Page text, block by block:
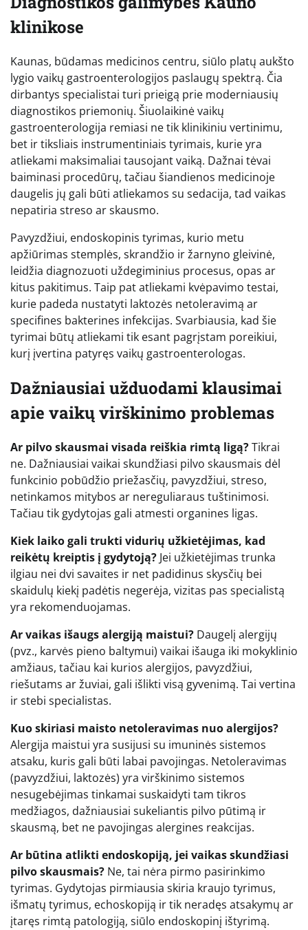
klinikose
Kaunas, būdamas medicinos centru, siūlo platų aukšto
lygio vaikų gastroenterologijos paslaugų spektrą. Čia
dirbantys specialistai turi prieigą prie moderniausių
diagnostikos priemonių. Šiuolaikinė vaikų
gastroenterologija remiasi ne tik klinikiniu vertinimu,
bet ir tiksliais instrumentiniais tyrimais, kurie yra
atliekami maksimaliai tausojant vaiką. Dažnai tėvai
baiminasi procedūrų, tačiau šiandienos medicinoje
daugelis jų gali būti atliekamos su sedacija, tad vaikas
nepatiria streso ar skausmo.
Pavyzdžiui, endoskopinis tyrimas, kurio metu
apžiūrimas stemplės, skrandžio ir žarnyno gleivinė,
leidžia diagnozuoti uždegiminius procesus, opas ar
kitus pakitimus. Taip pat atliekami kvėpavimo testai,
kurie padeda nustatyti laktozės netoleravimą ar
specifines bakterines infekcijas. Svarbiausia, kad šie
tyrimai būtų atliekami tik esant pagrįstam poreikiui,
kurį įvertina patyręs vaikų gastroenterologas.
Dažniausiai užduodami klausimai
apie vaikų virškinimo problemas
Ar pilvo skausmai visada reiškia rimtą ligą?Tikrai
ne. Dažniausiai vaikai skundžiasi pilvo skausmais dėl
funkcinio pobūdžio priežasčių, pavyzdžiui, streso,
netinkamos mitybos ar nereguliaraus tuštinimosi.
Tačiau tik gydytojas gali atmesti organines ligas.
Kiek laiko gali trukti vidurių užkietėjimas, kad
reikėtų kreiptis į gydytoją? Jei užkietėjimas trunka
ilgiau nei dvi savaites ir net padidinus skysčių bei
skaidulų kiekį padėtis negerėja, vizitas pas specialistą
yra rekomenduojamas.
Ar vaikas išaugs alergiją maistui? Daugelį alergijų
(pvz., karvės pieno baltymui) vaikai išauga iki mokyklinio
amžiaus, tačiau kai kurios alergijos, pavyzdžiui,
riešutams ar žuviai, gali išlikti visą gyvenimą. Tai vertina
ir stebi specialistas.
Kuo skiriasi maisto netoleravimas nuo alergijos?
Alergija maistui yra susijusi su imuninės sistemos
atsaku, kuris gali būti labai pavojingas. Netoleravimas
(pavyzdžiui, laktozės) yra virškinimo sistemos
nesugebėjimas tinkamai suskaidyti tam tikros
medžiagos, dažniausiai sukeliantis pilvo pūtimą ir
skausmą, bet ne pavojingas alergines reakcijas.
Ar būtina atlikti endoskopiją, jei vaikas skundžiasi
pilvo skausmais? Ne, tai nėra pirmo pasirinkimo
tyrimas. Gydytojas pirmiausia skiria kraujo tyrimus,
išmatų tyrimus, echoskopiją ir tik neradęs atsakymų ar
įtaręs rimtą patologiją, siūlo endoskopinį ištyrimą.